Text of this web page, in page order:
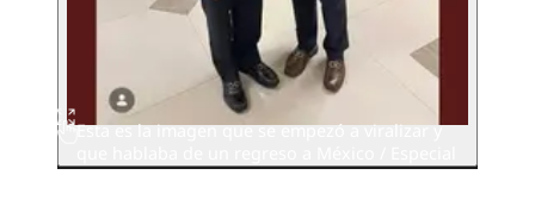
Esta es la imagen que se empezó a viralizar y